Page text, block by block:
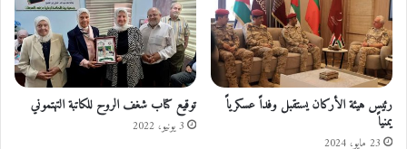
ق
د
ا
ل
أ
ض
ح
ى
و
رئيس هيئة الأركان يستقبل وفداً عسكرياً
يمنياً
23 مايو، 2024
توقيع كتاب شغف الروح للكاتبة التهتموني
3 يونيو، 2022